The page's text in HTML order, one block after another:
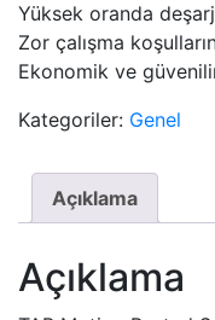
Yüksek oranda
Zor çalışma
Ekonomik ve
Kategoriler: Genel
Açıklama
Açıklama